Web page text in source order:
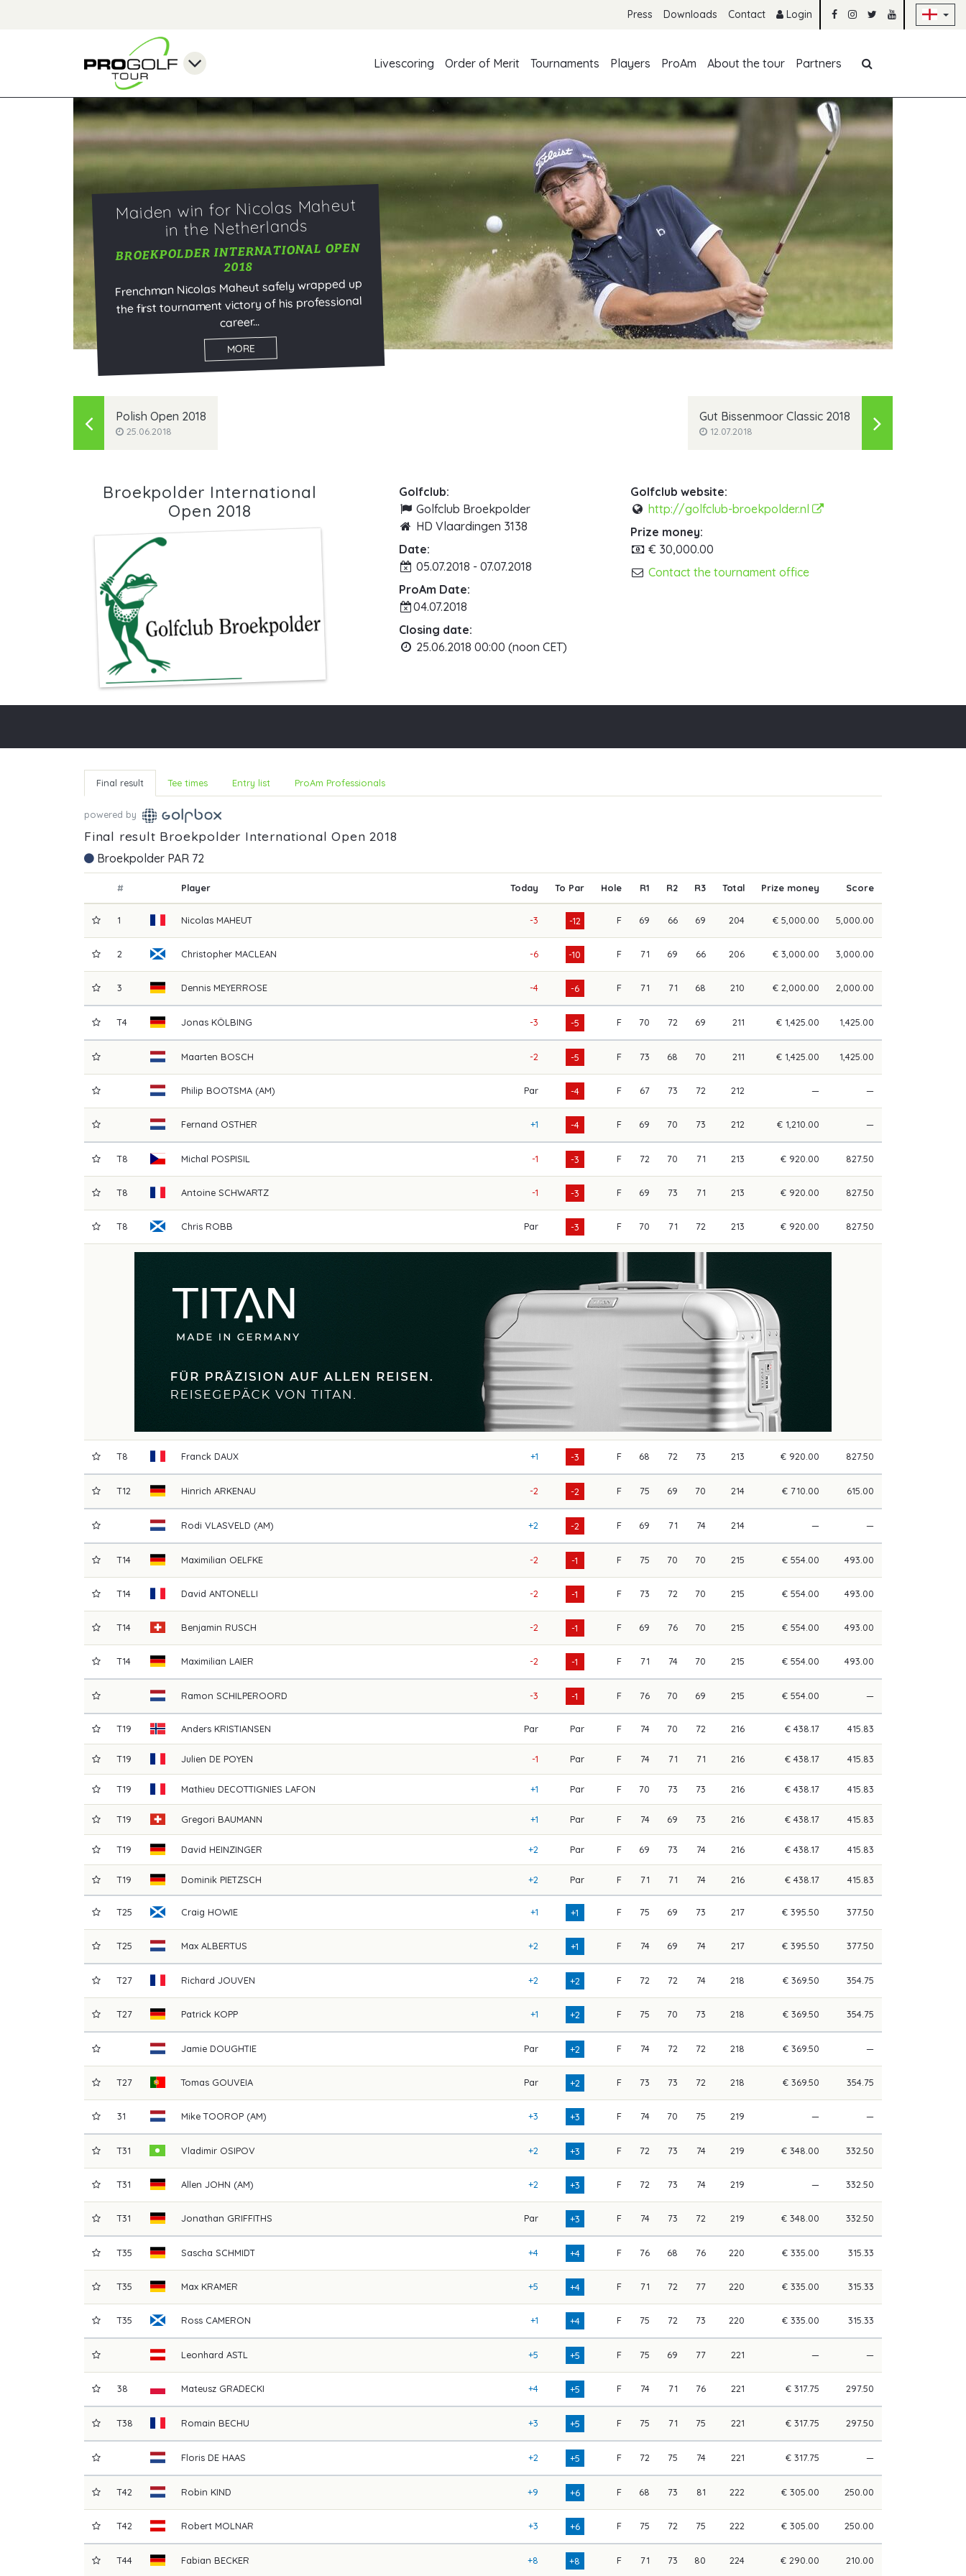
Press Downloads Contact Login
Livescoring
Order of Merit Tournaments Players ProAm About the tour Partners
Maiden win for Nicolas Maheut
in the Netherlands
BROEKPOLDER INTERNATIONAL OPEN
2018
Frenchman Nicolas Maheut safely wrapped up
the first tournament victory of his professional
career...
MORE
Polish Open 2018
25.06.2018
Gut Bissenmoor Classic 2018
12.07.2018
Broekpolder International
Open 2018
Golfclub:
Golfclub Broekpolder
HD Vlaardingen 3138
Date:
05.07.2018 - 07.07.2018
ProAm Date:
04.07.2018
Closing date:
25.06.2018 00:00 (noon CET)
Golfclub website:
http://golfclub-broekpolder.nl
Prize money:
€ 30,000.00
Contact the tournament office
Final result Tee times Entry list ProAm Professionals
powered by
Final result Broekpolder International Open 2018
Broekpolder PAR 72
# Player Today To Par Hole R1 R2 R3 Total Prize money Score
1 Nicolas MAHEUT -3 -12 F 69 66 69 204 € 5,000.00 5,000.00
2 Christopher MACLEAN -6 -10 F 71 69 66 206 € 3,000.00 3,000.00
3 Dennis MEYERROSE -4 -6 F 71 71 68 210 € 2,000.00 2,000.00
T4 Jonas KÖLBING -3 -5 F 70 72 69 211 € 1,425.00 1,425.00
Maarten BOSCH -2 -5 F 73 68 70 211 € 1,425.00 1,425.00
Philip BOOTSMA (AM) Par -4 F 67 73 72 212 — —
Fernand OSTHER +1 -4 F 69 70 73 212 € 1,210.00 —
T8 Michal POSPISIL -1 -3 F 72 70 71 213 € 920.00 827.50
T8 Antoine SCHWARTZ -1 -3 F 69 73 71 213 € 920.00 827.50
T8 Chris ROBB Par -3 F 70 71 72 213 € 920.00 827.50
T8 Franck DAUX +1 -3 F 68 72 73 213 € 920.00 827.50
T12 Hinrich ARKENAU -2 -2 F 75 69 70 214 € 710.00 615.00
Rodi VLASVELD (AM) +2 -2 F 69 71 74 214 — —
T14 Maximilian OELFKE -2 -1 F 75 70 70 215 € 554.00 493.00
T14 David ANTONELLI -2 -1 F 73 72 70 215 € 554.00 493.00
T14 Benjamin RUSCH -2 -1 F 69 76 70 215 € 554.00 493.00
T14 Maximilian LAIER -2 -1 F 71 74 70 215 € 554.00 493.00
Ramon SCHILPEROORD -3 -1 F 76 70 69 215 € 554.00 —
T19 Anders KRISTIANSEN Par Par F 74 70 72 216 € 438.17 415.83
T19 Julien DE POYEN -1 Par F 74 71 71 216 € 438.17 415.83
T19 Mathieu DECOTTIGNIES LAFON +1 Par F 70 73 73 216 € 438.17 415.83
T19 Gregori BAUMANN +1 Par F 74 69 73 216 € 438.17 415.83
T19 David HEINZINGER +2 Par F 69 73 74 216 € 438.17 415.83
T19 Dominik PIETZSCH +2 Par F 71 71 74 216 € 438.17 415.83
T25 Craig HOWIE +1 +1 F 75 69 73 217 € 395.50 377.50
T25 Max ALBERTUS +2 +1 F 74 69 74 217 € 395.50 377.50
T27 Richard JOUVEN +2 +2 F 72 72 74 218 € 369.50 354.75
T27 Patrick KOPP +1 +2 F 75 70 73 218 € 369.50 354.75
Jamie DOUGHTIE Par +2 F 74 72 72 218 € 369.50 —
T27 Tomas GOUVEIA Par +2 F 73 73 72 218 € 369.50 354.75
31 Mike TOOROP (AM) +3 +3 F 74 70 75 219 — —
T31 Vladimir OSIPOV +2 +3 F 72 73 74 219 € 348.00 332.50
T31 Allen JOHN (AM) +2 +3 F 72 73 74 219 — 332.50
T31 Jonathan GRIFFITHS Par +3 F 74 73 72 219 € 348.00 332.50
T35 Sascha SCHMIDT +4 +4 F 76 68 76 220 € 335.00 315.33
T35 Max KRAMER +5 +4 F 71 72 77 220 € 335.00 315.33
T35 Ross CAMERON +1 +4 F 75 72 73 220 € 335.00 315.33
Leonhard ASTL +5 +5 F 75 69 77 221 — —
38 Mateusz GRADECKI +4 +5 F 74 71 76 221 € 317.75 297.50
T38 Romain BECHU +3 +5 F 75 71 75 221 € 317.75 297.50
Floris DE HAAS +2 +5 F 72 75 74 221 € 317.75 —
T42 Robin KIND +9 +6 F 68 73 81 222 € 305.00 250.00
T42 Robert MOLNAR +3 +6 F 75 72 75 222 € 305.00 250.00
T44 Fabian BECKER +8 +8 F 71 73 80 224 € 290.00 210.00